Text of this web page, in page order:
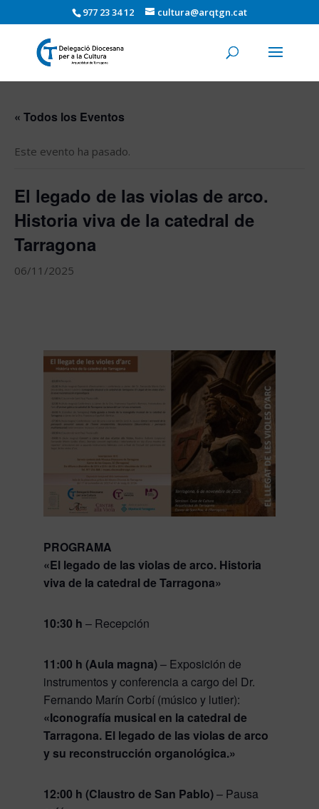
977 23 34 12 cultura@arqtgn.cat
« Todos los Eventos
Este evento ha pasado.
El legado de las violas de arco.
Historia viva de la catedral de
Tarragona
06/11/2025
PROGRAMA
«El legado de las violas de arco. Historia
viva de la catedral de Tarragona»
10:30 h – Recepción
11:00 h (Aula magna)– Exposición de
instrumentos y conferencia a cargo del Dr.
Fernando Marín Corbí (músico y lutier):
«Iconografía musical en la catedral de
Tarragona. El legado de las violas de arco
y su reconstrucción organológica.»
12:00 h (Claustro de San Pablo)– Pausa